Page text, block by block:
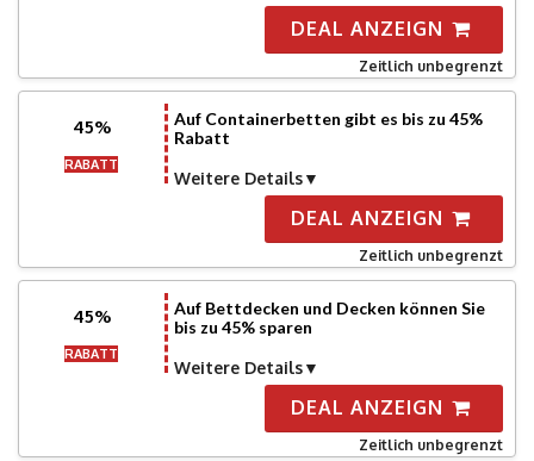
DEAL ANZEIGN
Zeitlich unbegrenzt
45%
RABATT
Auf Containerbetten gibt es bis zu 45%
Rabatt
Weitere Details
DEAL ANZEIGN
Zeitlich unbegrenzt
45%
RABATT
Auf Bettdecken und Decken können Sie
bis zu 45% sparen
Weitere Details
DEAL ANZEIGN
Zeitlich unbegrenzt